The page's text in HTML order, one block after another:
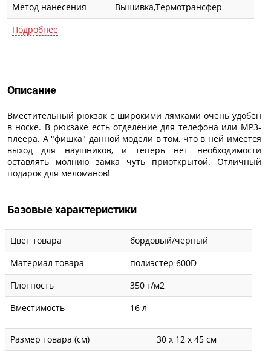
Метод нанесения
Вышивка,Термотрансфер
Подробнее
Описание
Вместительный рюкзак с широкими лямками очень удобен
в носке. В рюкзаке есть отделение для телефона или МР3-
плеера. А "фишка" данной модели в том, что в ней имеется
выход для наушников, и теперь нет необходимости
оставлять молнию замка чуть приоткрытой. Отличный
подарок для меломанов!
Базовые характеристики
Цвет товара
бордовый/черный
Материал товара
полиэстер 600D
Плотность
350 г/м2
Вместимость
16 л
Размер товара (см)
30 х 12 х 45 см